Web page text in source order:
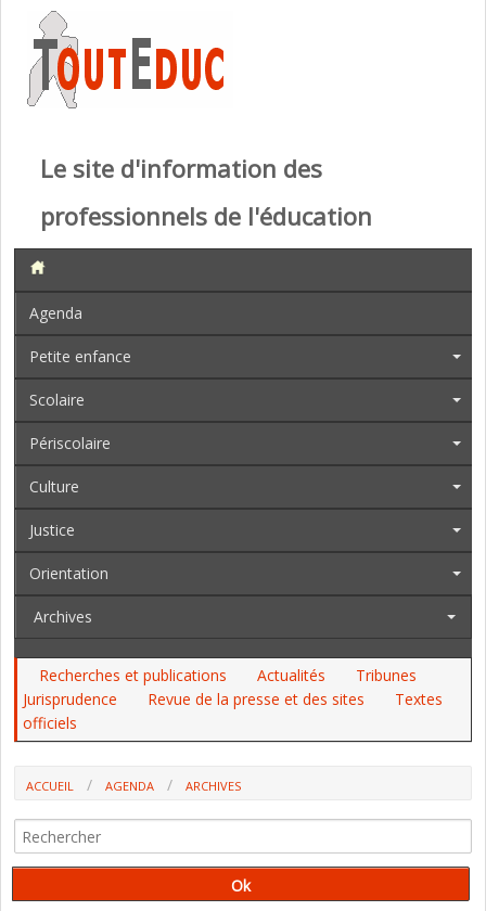
Le site d'information des
professionnels de l'éducation
Agenda
Petite enfance
Scolaire
Périscolaire
Culture
Justice
Orientation
Archives
Recherches et publications Actualités
Tribunes
Jurisprudence
Revue de la presse et des sites
Textes
officiels
ACCUEIL AGENDA
ARCHIVES
DE L'IREA)